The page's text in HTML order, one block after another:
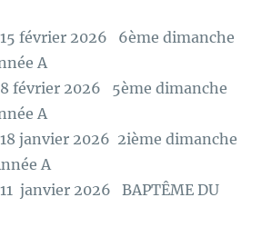
février 2026 6ème dimanche
A
février 2026 5ème dimanche
A
janvier 2026 2ième dimanche
A
janvier 2026 BAPTÊME DU